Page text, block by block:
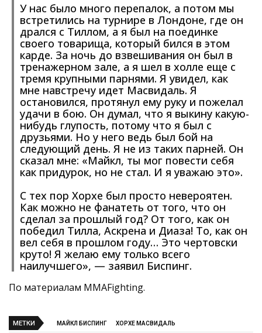
У нас было много перепалок, а потом мы
встретились на турнире в Лондоне, где он
дрался с Тиллом, а я был на поединке
своего товарища, который бился в этом
карде. За ночь до взвешивания он был в
тренажерном зале, а я шел в холле еще с
тремя крупными парнями. Я увидел, как
мне навстречу идет Масвидаль. Я
остановился, протянул ему руку и пожелал
удачи в бою. Он думал, что я выкину какую-
нибудь глупость, потому что я был с
друзьями. Но у него ведь был бой на
следующий день. Я не из таких парней. Он
сказал мне: «Майкл, ты мог повести себя
как придурок, но не стал. И я уважаю это».
С тех пор Хорхе был просто невероятен.
Как можно не фанатеть от того, что он
сделал за прошлый год? От того, как он
победил Тилла, Аскрена и Диаза! То, как он
вел себя в прошлом году… Это чертовски
круто! Я желаю ему только всего
наилучшего», — заявил Биспинг.
По материалам MMAFighting.
МЕТКИ МАЙКЛ БИСПИНГ ХОРХЕ МАСВИДАЛЬ